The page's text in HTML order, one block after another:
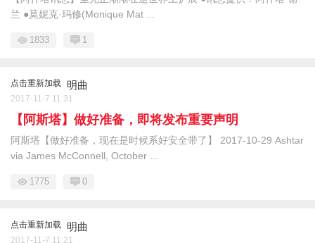
兰 ●莫妮克·玛修(Monique Mat ...
1833 1
点击重新加载 明曲
2017-11-7 11:31
【阿斯塔】做好准备，即将发布重要声明
阿斯塔【做好准备，现在是时候系好安全带了】 2017-10-29 Ashtar
via James McConnell, October ...
1775 0
点击重新加载 明曲
2017-11-7 11:21